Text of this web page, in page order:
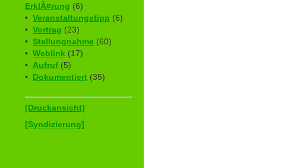
ErklÃ¤rung (6)
• Veranstaltungstipp (6)
• Vortrag (23)
• Stellungnahme (60)
• Weblink (17)
• Aufruf (5)
• Dokumentiert (35)
[Druckansicht]
[Syndizierung]